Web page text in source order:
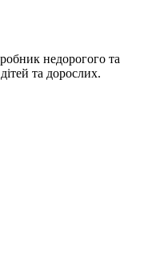
недорогого та
та дорослих.